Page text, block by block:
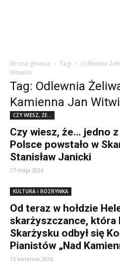
Strona główna Tagi
Odlewnia
Witwicki
Tag: Odlewnia
Kamienna Jan
CZY WIESZ, ŻE...
Czy wiesz, że… jedno
Polsce powstało w
Stanisław Janicki
27 maja 2026
KULTURA i ROZRYWKA
Od teraz w hołdzie
skarżyszczance, która
Skarżysku odbył się
Pianistów „Nad
15 kwietnia 2026